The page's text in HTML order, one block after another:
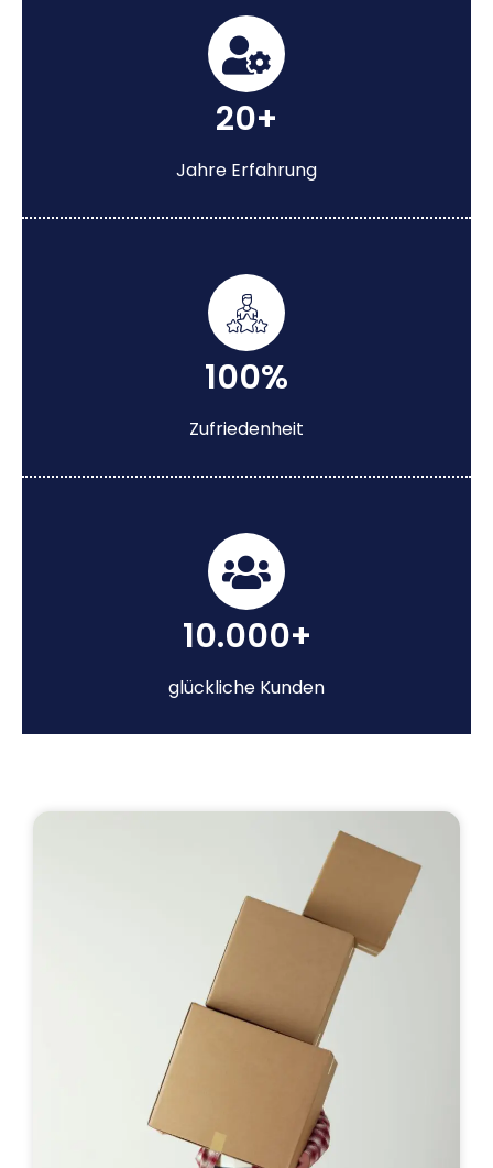
20+
Jahre Erfahrung
100%
Zufriedenheit
10.000+
glückliche Kunden